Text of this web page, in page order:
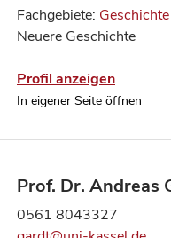
Fachgebiete:
Neuere Geschichte
Profil anzeigen
In eigener Seite öffnen
Prof. Dr. Andreas
0561 8043327